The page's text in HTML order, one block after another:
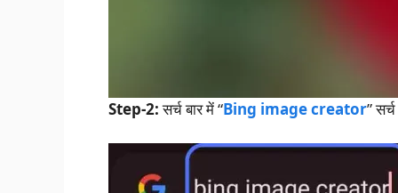
Step-2:सर्च बार में “Bing image creator”